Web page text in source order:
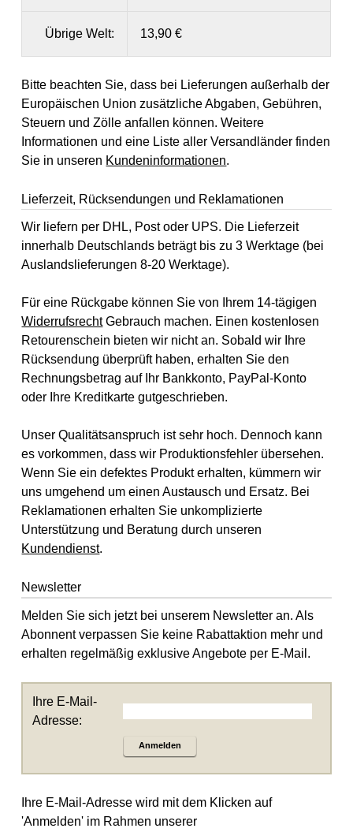
Übrige Welt: 13,90 €
Bitte beachten Sie, dass bei Lieferungen außerhalb der
Europäischen Union zusätzliche Abgaben, Gebühren,
Steuern und Zölle anfallen können. Weitere
Informationen und eine Liste aller Versandländer finden
Sie in unseren Kundeninformationen.
Lieferzeit, Rücksendungen und Reklamationen
Wir liefern per DHL, Post oder UPS. Die Lieferzeit
innerhalb Deutschlands beträgt bis zu 3 Werktage (bei
Auslandslieferungen 8-20 Werktage).
Für eine Rückgabe können Sie von Ihrem 14-tägigen
WiderrufsrechtGebrauch machen. Einen kostenlosen
Retourenschein bieten wir nicht an. Sobald wir Ihre
Rücksendung überprüft haben, erhalten Sie den
Rechnungsbetrag auf Ihr Bankkonto, PayPal-Konto
oder Ihre Kreditkarte gutgeschrieben.
Unser Qualitätsanspruch ist sehr hoch. Dennoch kann
es vorkommen, dass wir Produktionsfehler übersehen.
Wenn Sie ein defektes Produkt erhalten, kümmern wir
uns umgehend um einen Austausch und Ersatz. Bei
Reklamationen erhalten Sie unkomplizierte
Unterstützung und Beratung durch unseren
Kundendienst.
Newsletter
Melden Sie sich jetzt bei unserem Newsletter an. Als
Abonnent verpassen Sie keine Rabattaktion mehr und
erhalten regelmäßig exklusive Angebote per E-Mail.
Ihre E-Mail-
Adresse:
Anmelden
Ihre E-Mail-Adresse wird mit dem Klicken auf
'Anmelden' im Rahmen unserer